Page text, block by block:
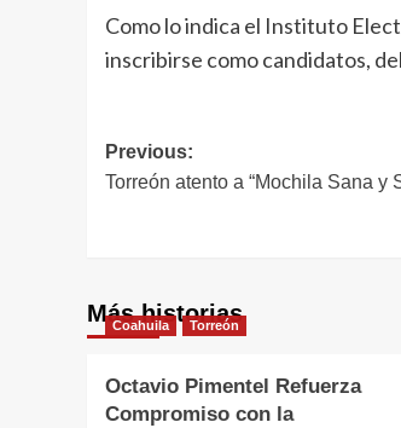
Como lo indica el Instituto
inscribirse como candidatos,
Navegación
de
Previous:
Torreón atento a “Mochila Sana y
Más historias
Coahuila Torreón
Octavio Pimentel Refuerza
Compromiso con la